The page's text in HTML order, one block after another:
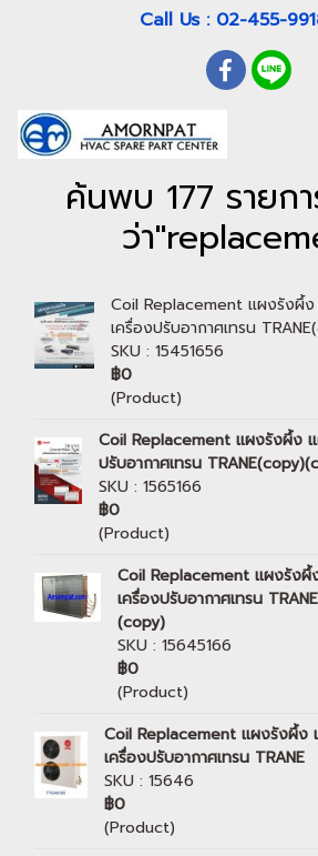
Call Us : 02-455-
ค้นพบ 177 รายก
ว่า
Coil Replacement แผงรังผึ้
เครื่องปรับอากาศเทรน
SKU : 15451656
฿0
(Product)
Coil Replacement แผงรังผึ้ง
ปรับอากาศเทรน
SKU : 1565166
฿0
(Product)
Coil Replacement แผงรัง
เครื่องปรับอากาศเทรน
(copy)
SKU : 15645166
฿0
(Product)
Coil Replacement แผงรังผึ้ง
เครื่องปรับอากาศเทรน TRANE
SKU : 15646
฿0
(Product)